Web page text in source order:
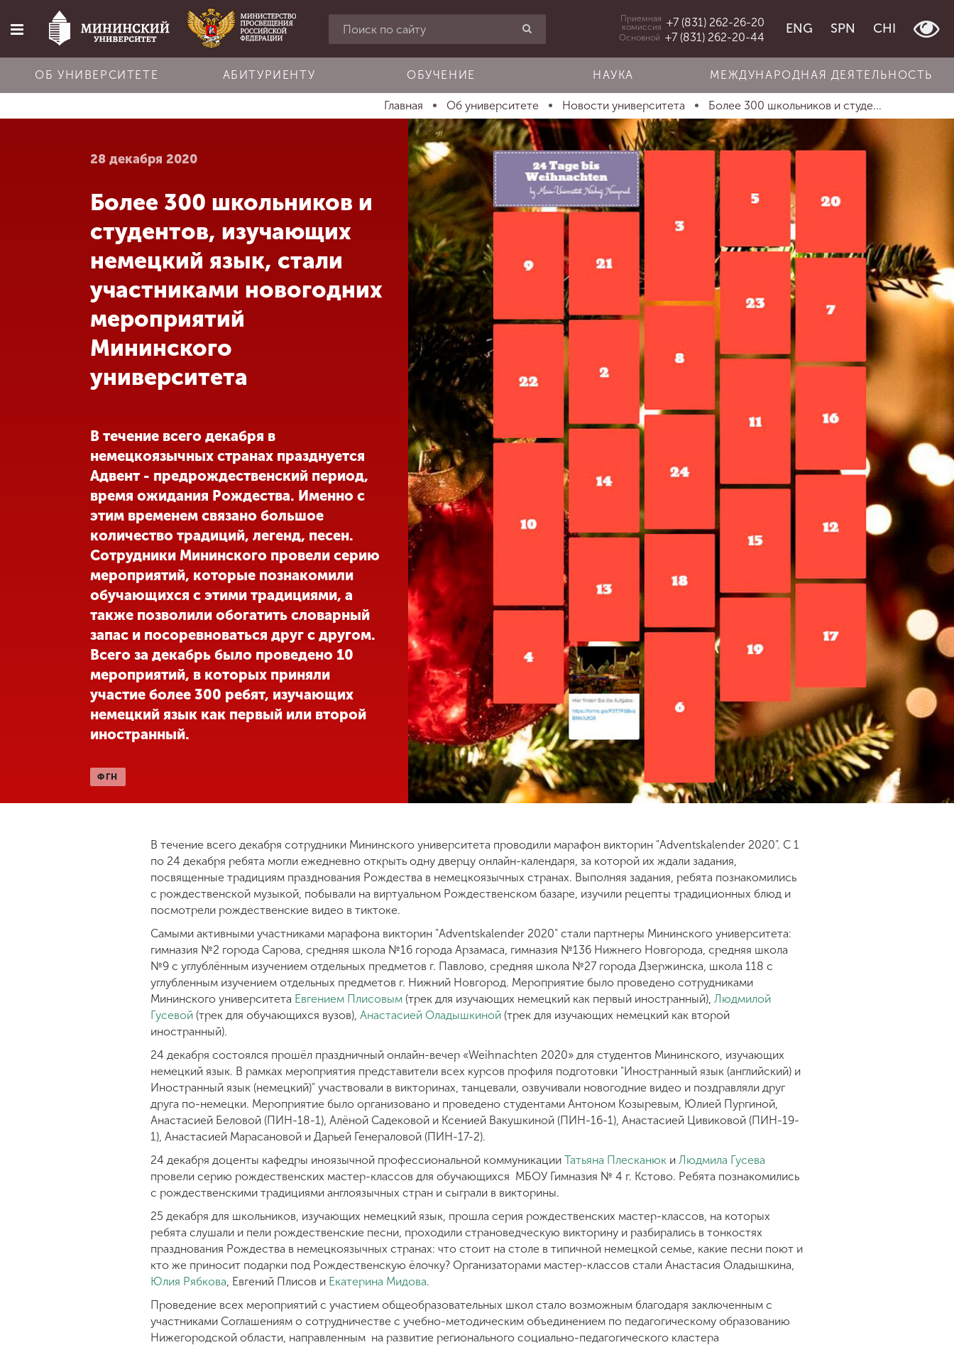
Главная
Об университете
Абитуриенту
Обучение
Международная
деятельность
Студенческая
Сведения об
образовательной
организации
Приемная
комиссия
+7 (831) 262-26-20
Приемная
комиссия +7 (831) 262-26-20
Основной +7 (831) 262-20-44
ENG SPN CHI
ОБ УНИВЕРСИТЕТЕ АБИТУРИЕНТУ ОБУЧЕНИЕ НАУКА МЕЖДУНАРОДНАЯ ДЕЯТЕЛЬНОСТЬ
Главная Об университете Новости университета Более 300 школьников и студе...
28 декабря 2020
Более 300 школьников и
студентов, изучающих
немецкий язык, стали
участниками новогодних
мероприятий
Мининского
университета
В течение всего декабря в
немецкоязычных странах празднуется
Адвент - предрождественский период,
время ожидания Рождества. Именно с
этим временем связано большое
количество традиций, легенд, песен.
Сотрудники Мининского провели серию
мероприятий, которые познакомили
обучающихся с этими традициями, а
также позволили обогатить словарный
запас и посоревноваться друг с другом.
Всего за декабрь было проведено 10
мероприятий, в которых приняли
участие более 300 ребят, изучающих
немецкий язык как первый или второй
иностранный.
ФГН
В течение всего декабря сотрудники Мининского университета проводили марафон викторин "Adventskalender 2020". С 1
по 24 декабря ребята могли ежедневно открыть одну дверцу онлайн-календаря, за которой их ждали задания,
посвященные традициям празднования Рождества в немецкоязычных странах. Выполняя задания, ребята познакомились
с рождественской музыкой, побывали на виртуальном Рождественском базаре, изучили рецепты традиционных блюд и
посмотрели рождественские видео в тиктоке.
Самыми активными участниками марафона викторин "Adventskalender 2020" стали партнеры Мининского университета:
гимназия №2 города Сарова, средняя школа №16 города Арзамаса, гимназия №136 Нижнего Новгорода, средняя школа
№9 с углублённым изучением отдельных предметов г. Павлово, средняя школа №27 города Дзержинска, школа 118 с
углубленным изучением отдельных предметов г. Нижний Новгород. Мероприятие было проведено сотрудниками
Мининского университета Евгением Плисовым (трек для изучающих немецкий как первый иностранный), Людмилой
Гусевой (трек для обучающихся вузов), Анастасией Оладышкиной (трек для изучающих немецкий как второй
иностранный).
24 декабря состоялся прошёл праздничный онлайн-вечер «Weihnachten 2020» для студентов Мининского, изучающих
немецкий язык. В рамках мероприятия представители всех курсов профиля подготовки "Иностранный язык (английский) и
Иностранный язык (немецкий)" участвовали в викторинах, танцевали, озвучивали новогодние видео и поздравляли друг
друга по-немецки. Мероприятие было организовано и проведено студентами Антоном Козыревым, Юлией Пургиной,
Анастасией Беловой (ПИН-18-1), Алёной Садековой и Ксенией Вакушкиной (ПИН-16-1), Анастасией Цивиковой (ПИН-19-
1), Анастасией Марасановой и Дарьей Генераловой (ПИН-17-2).
24 декабря доценты кафедры иноязычной профессиональной коммуникации Татьяна Плесканюк и Людмила Гусева
провели серию рождественских мастер-классов для обучающихся МБОУ Гимназия № 4 г. Кстово. Ребята познакомились
с рождественскими традициями англоязычных стран и сыграли в викторины.
25 декабря для школьников, изучающих немецкий язык, прошла серия рождественских мастер-классов, на которых
ребята слушали и пели рождественские песни, проходили страноведческую викторину и разбирались в тонкостях
празднования Рождества в немецкоязычных странах: что стоит на столе в типичной немецкой семье, какие песни поют и
кто же приносит подарки под Рождественскую ёлочку? Организаторами мастер-классов стали Анастасия Оладышкина,
Юлия Рябкова, Евгений Плисов и Екатерина Мидова.
Проведение всех мероприятий с участием общеобразовательных школ стало возможным благодаря заключенным с
участниками Соглашениям о сотрудничестве с учебно-методическим объединением по педагогическому образованию
Нижегородской области, направленным на развитие регионального социально-педагогического кластера